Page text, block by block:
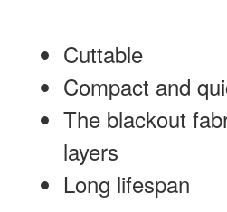
Cuttable
Compact and
The blackout
layers
Long lifespan